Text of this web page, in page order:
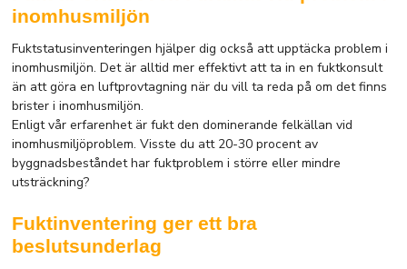
inomhusmiljön
Fuktstatusinventeringen hjälper dig också att upptäcka problem i
inomhusmiljön. Det är alltid mer effektivt att ta in en fuktkonsult
än att göra en luftprovtagning när du vill ta reda på om det finns
brister i inomhusmiljön.
Enligt vår erfarenhet är fukt den dominerande felkällan vid
inomhusmiljöproblem. Visste du att 20-30 procent av
byggnadsbeståndet har fuktproblem i större eller mindre
utsträckning?
Fuktinventering ger ett bra
beslutsunderlag